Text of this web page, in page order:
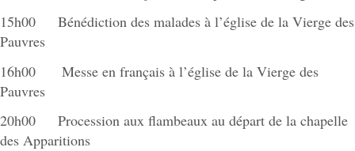
15h00 Bénédiction des malades à l’église de la Vierge des
Pauvres
16h00 Messe en français à l’église de la Vierge des
Pauvres
20h00 Procession aux flambeaux au départ de la chapelle
des Apparitions